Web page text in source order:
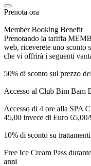
Prenota ora
Member Booking Benefit
Prenotando la tariffa
web, riceverete uno sconto
che vi offrirà i seguenti
50% di sconto sul prezzo
Accesso al Club Bim Bam
Accesso di 4 ore alla SPA
45,00 invece di Euro
10% di sconto su
Free Ice Cream Pass
anni